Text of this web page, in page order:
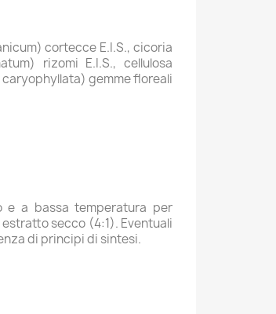
cortecce E.I.S., cicoria
rizomi E.I.S., cellulosa
gemme floreali
e a bassa temperatura per
secco (4:1). Eventuali
di principi di sintesi.